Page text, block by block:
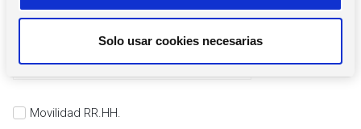
n
m
e
Solo usar cookies necesarias
Filtros
Movilidad RR.HH.